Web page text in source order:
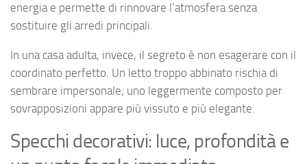
energia e permette di rinnovare l’atmosfera senza
sostituire gli arredi principali.
In una casa adulta, invece, il segreto è non esagerare con il
coordinato perfetto. Un letto troppo abbinato rischia di
sembrare impersonale; uno leggermente composto per
sovrapposizioni appare più vissuto e più elegante.
Specchi decorativi: luce, profondità e